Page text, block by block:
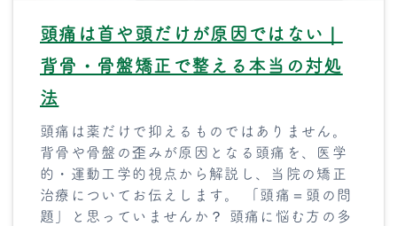
頭痛は首や頭だけが原因ではない｜
背骨・骨盤矯正で整える本当の対処
法
頭痛は薬だけで抑えるものではありません。
背骨や骨盤の歪みが原因となる頭痛を、医学
的・運動工学的視点から解説し、当院の矯正
治療についてお伝えします。 「頭痛＝頭の問
題」と思っていませんか？ 頭痛に悩む方の多